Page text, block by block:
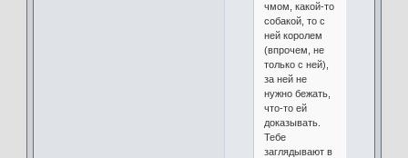
чмом, какой-то
собакой, то с
ней королем
(впрочем, не
только с ней),
за ней не
нужно бежать,
что-то ей
доказывать.
Тебе
заглядывают в